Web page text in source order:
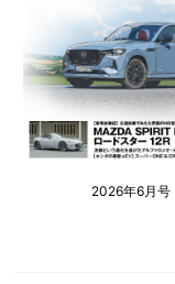
2026年6月号